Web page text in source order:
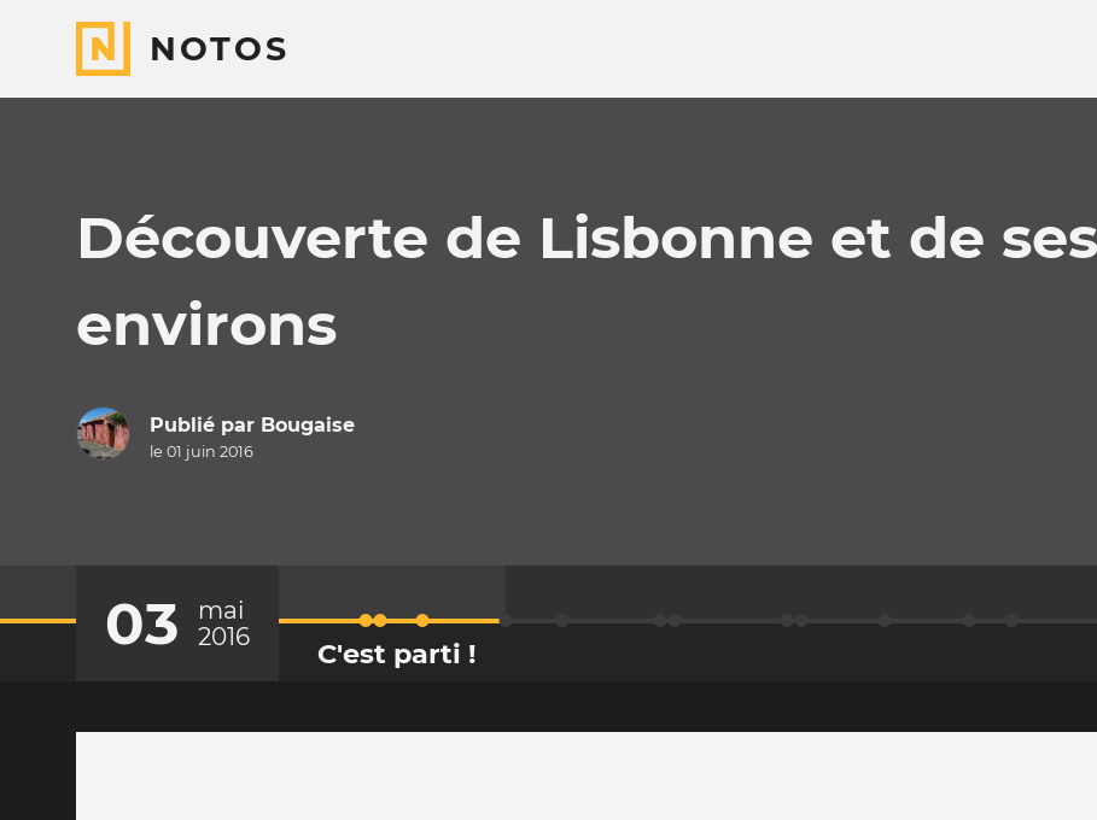
NOTOS
Découverte de Lisbonne et de ses
environs
Publié par Bougaise
le 01 juin 2016
03
mai
2016
C'est parti !